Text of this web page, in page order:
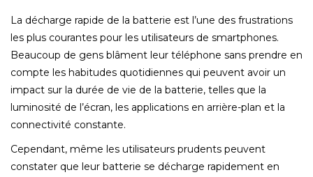
La décharge rapide de la batterie est l’une des frustrations
les plus courantes pour les utilisateurs de smartphones.
Beaucoup de gens blâment leur téléphone sans prendre en
compte les habitudes quotidiennes qui peuvent avoir un
impact sur la durée de vie de la batterie, telles que la
luminosité de l’écran, les applications en arrière-plan et la
connectivité constante.
Cependant, même les utilisateurs prudents peuvent
constater que leur batterie se décharge rapidement en